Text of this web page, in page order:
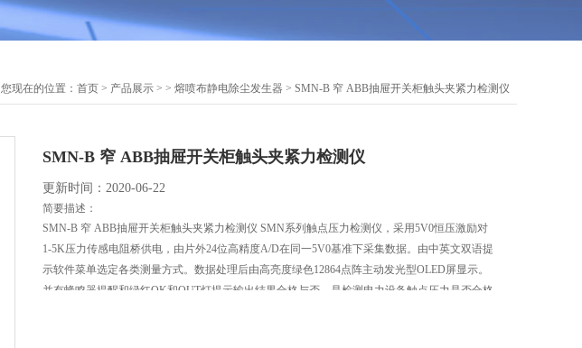
您现在的位置： 首页 > 产品展示 > > 熔喷布静电除尘发生器 > SMN-B 窄 ABB抽屉开关柜触头夹紧力检测仪
SMN-B 窄 ABB抽屉开关柜触头夹紧力检测仪
更新时间：2020-06-22
简要描述：
SMN-B 窄 ABB抽屉开关柜触头夹紧力检测仪 SMN系列触点压力检测仪，采用5V0恒压激励对
1-5K压力传感电阻桥供电，由片外24位高精度A/D在同一5V0基准下采集数据。由中英文双语提
示软件菜单选定各类测量方式。数据处理后由高亮度绿色12864点阵主动发光型OLED屏显示。
并有蜂鸣器提醒和绿红OK和OUT灯提示输出结果合格与否。是检测电力设备触点压力是否合格